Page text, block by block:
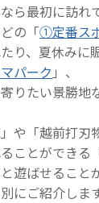
ら最初に訪れ
の「①定番ス
り、夏休みに
パーク 」、
りたい景勝地
や「越前打刃
ことができる
遊ばせること
にご紹介します